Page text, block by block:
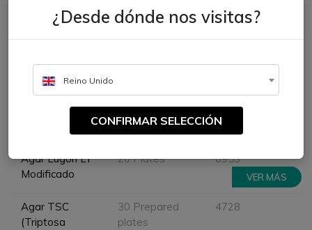
Ordenar por
FILTRA TUS RESULTADOS
FORMATO Nº DE CATÁLOGO
Agar Eugon LT
Modificado
20 Plates 0953
VER MÁS
Agar TSC
(Triptosa
30 Prepared
plates
4728
¿Desde dónde nos visitas?
Reino Unido
CONFIRMAR SELECCIÓN